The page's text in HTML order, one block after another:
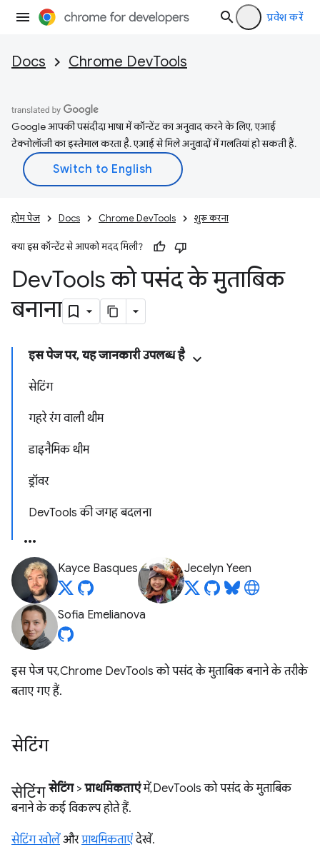
प्रवेश करें
Docs Chrome DevTools
Google आपकी पसंदीदा भाषा में कॉन्टेंट का अनुवाद करने के लिए, एआई
टेक्नोलॉजी का इस्तेमाल करता है. एआई से मिले अनुवादों में गलतियां हो सकती हैं.
होम पेज Docs Chrome DevTools शुरू करना
क्या इस कॉन्टेंट से आपको मदद मिली?
DevTools को पसंद के मुताबिक
बनाना
इस पेज पर, यह जानकारी उपलब्ध है
सेटिंग
गहरे रंग वाली थीम
डाइनैमिक थीम
ड्रॉवर
DevTools की जगह बदलना
Kayce Basques Jecelyn Yeen
Sofia Emelianova
इस पेज पर, Chrome DevTools को पसंद के मुताबिक बनाने के तरीके
बताए गए हैं.
सेटिंग
सेटिंग सेटिंग>प्राथमिकताएंमें, DevTools को पसंद के मुताबिक
बनाने के कई विकल्प होते हैं.
सेटिंग खोलें औरप्राथमिकताएंदेखें.